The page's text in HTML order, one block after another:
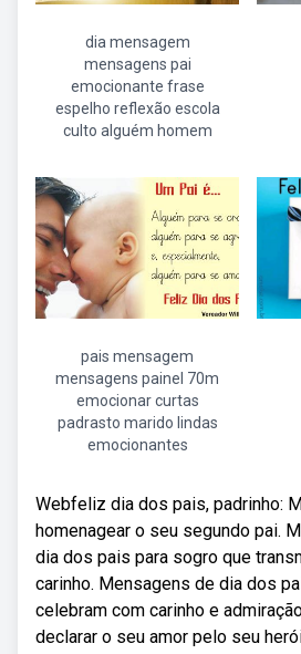
dia mensagem
mensagens pai
emocionante frase
espelho reflexão escola
culto alguém homem
pais mensagem
mensagens painel 70m
emocionar curtas
padrasto marido lindas
emocionantes
Webfeliz dia dos pais, padrinho:
homenagear o seu segundo pai.
dia dos pais para sogro que
carinho. Mensagens de dia dos
celebram com carinho e
declarar o seu amor pelo seu